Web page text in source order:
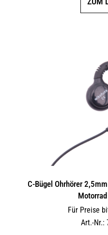
C-Bügel Ohrhörer
Für Preise
Art.-Nr.: